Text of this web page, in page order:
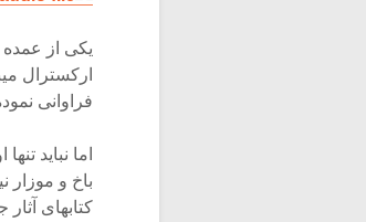
یکی از عمده
ارکسترال
فراوانی
اما نباید
باخ و موزار
کتابهای